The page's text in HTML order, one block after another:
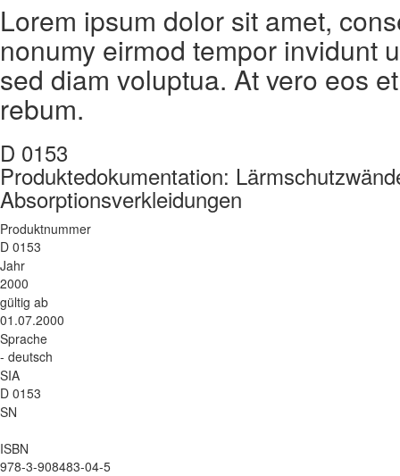
Lorem ipsum dolor sit amet,
nonumy eirmod tempor invidunt
sed diam voluptua. At vero eos
rebum.
D 0153
Produktedokumentation:
Absorptionsverkleidungen
Produktnummer
D 0153
Jahr
2000
gültig ab
01.07.2000
Sprache
- deutsch
SIA
D 0153
SN
ISBN
978-3-908483-04-5